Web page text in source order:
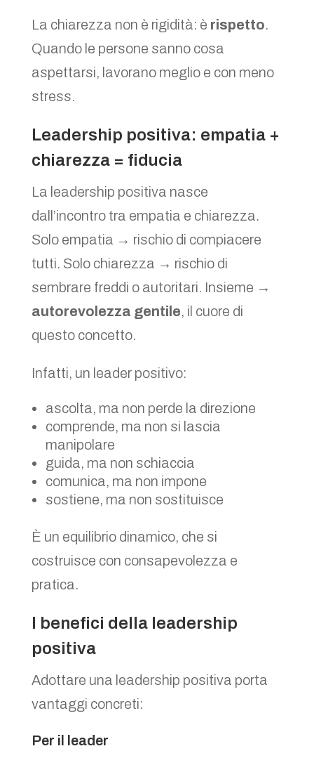
La chiarezza non è rigidità: è rispetto.
Quando le persone sanno cosa
aspettarsi, lavorano meglio e con meno
stress.
Leadership positiva: empatia +
chiarezza = fiducia
La leadership positiva nasce
dall’incontro tra empatia e chiarezza.
Solo empatia → rischio di compiacere
tutti. Solo chiarezza → rischio di
sembrare freddi o autoritari. Insieme →
autorevolezza gentile, il cuore di
questo concetto.
Infatti, un leader positivo:
ascolta, ma non perde la direzione
comprende, ma non si lascia
manipolare
guida, ma non schiaccia
comunica, ma non impone
sostiene, ma non sostituisce
È un equilibrio dinamico, che si
costruisce con consapevolezza e
pratica.
I benefici della leadership
positiva
Adottare una leadership positiva porta
vantaggi concreti:
Per il leader